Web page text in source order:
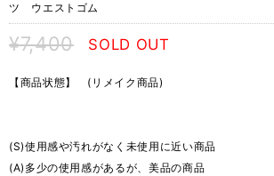
ツ ウエストゴム
¥7,400 SOLD OUT
【商品状態】 (リメイク商品)
(S)使用感や汚れがなく未使用に近い商品
(A)多少の使用感があるが、美品の商品